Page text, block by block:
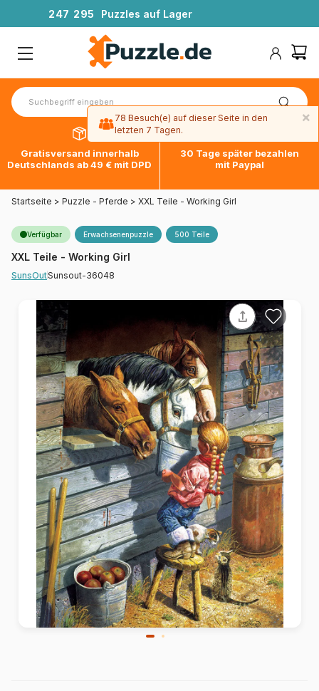
247 295 Puzzles auf Lager
Gratisversand innerhalb
Deutschlands ab 49 € mit DPD
30 Tage später bezahlen
mit Paypal
Startseite > Puzzle - Pferde > XXL Teile - Working Girl
Verfügbar Erwachsenenpuzzle 500 Teile
XXL Teile - Working Girl
SunsOutSunsout-36048
×
78 Besuch(e) auf dieser Seite in den
letzten 7 Tagen.